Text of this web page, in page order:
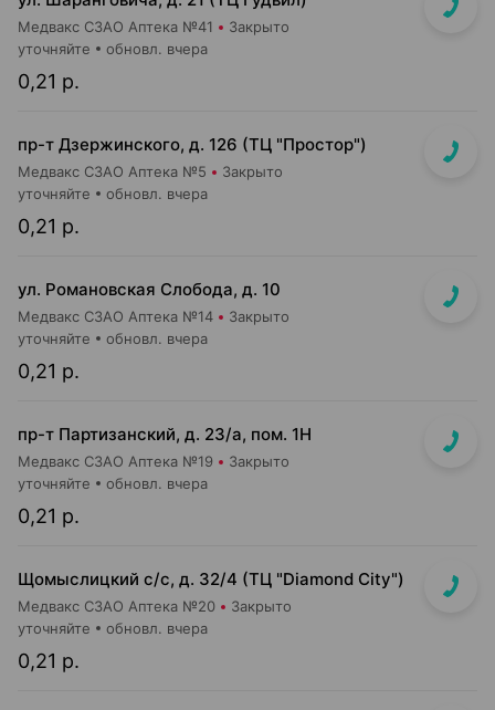
Медвакс СЗАО Аптека №41 Закрыто
0,21 р.
уточняйте обновл. вчера
пр-т Дзержинского, д. 126 (ТЦ "Простор")
Медвакс СЗАО Аптека №5 Закрыто
0,21 р.
уточняйте обновл. вчера
ул. Романовская Слобода, д. 10
Медвакс СЗАО Аптека №14 Закрыто
0,21 р.
уточняйте обновл. вчера
пр-т Партизанский, д. 23/а, пом. 1Н
Медвакс СЗАО Аптека №19 Закрыто
0,21 р.
уточняйте обновл. вчера
Щомыслицкий с/с, д. 32/4 (ТЦ "Diamond City")
Медвакс СЗАО Аптека №20 Закрыто
0,21 р.
уточняйте обновл. вчера